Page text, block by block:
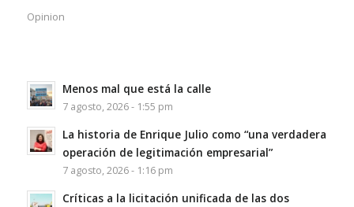
Opinion
Menos mal que está la calle
7 agosto, 2026 - 1:55 pm
La historia de Enrique Julio como “una verdadera
operación de legitimación empresarial”
7 agosto, 2026 - 1:16 pm
Críticas a la licitación unificada de las dos